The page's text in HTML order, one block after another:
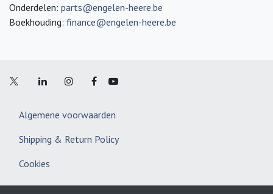
Onderdelen: parts@engelen-heere.be
Boekhouding: finance@engelen-heere.be
Algemene voorwaarden
Shipping & Return Policy
Cookies